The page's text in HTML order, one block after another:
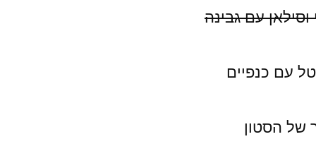
עם גבינה
עם כנפיים
של הסטון